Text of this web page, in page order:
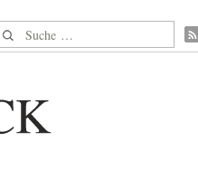
Suche nach: